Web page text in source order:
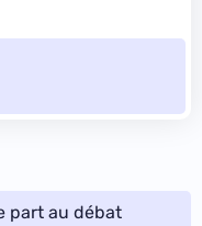
part au débat